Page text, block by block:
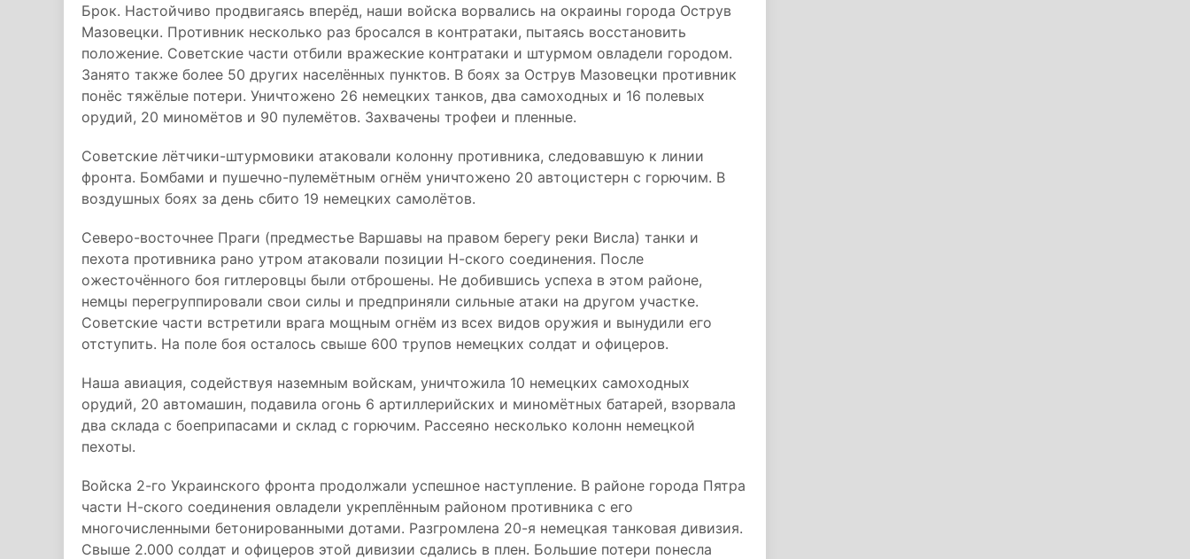
Брок. Настойчиво продвигаясь вперёд, наши войска ворвались на окраины города Острув
Мазовецки. Противник несколько раз бросался в контратаки, пытаясь восстановить
положение. Советские части отбили вражеские контратаки и штурмом овладели городом.
Занято также более 50 других населённых пунктов. В боях за Острув Мазовецки противник
понёс тяжёлые потери. Уничтожено 26 немецких танков, два самоходных и 16 полевых
орудий, 20 миномётов и 90 пулемётов. Захвачены трофеи и пленные.
Советские лётчики-штурмовики атаковали колонну противника, следовавшую к линии
фронта. Бомбами и пушечно-пулемётным огнём уничтожено 20 автоцистерн с горючим. В
воздушных боях за день сбито 19 немецких самолётов.
Северо-восточнее Праги (предместье Варшавы на правом берегу реки Висла) танки и
пехота противника рано утром атаковали позиции Н-ского соединения. После
ожесточённого боя гитлеровцы были отброшены. Не добившись успеха в этом районе,
немцы перегруппировали свои силы и предприняли сильные атаки на другом участке.
Советские части встретили врага мощным огнём из всех видов оружия и вынудили его
отступить. На поле боя осталось свыше 600 трупов немецких солдат и офицеров.
Наша авиация, содействуя наземным войскам, уничтожила 10 немецких самоходных
орудий, 20 автомашин, подавила огонь 6 артиллерийских и миномётных батарей, взорвала
два склада с боеприпасами и склад с горючим. Рассеяно несколько колонн немецкой
пехоты.
Войска 2-го Украинского фронта продолжали успешное наступление. В районе города Пятра
части Н-ского соединения овладели укреплённым районом противника с его
многочисленными бетонированными дотами. Разгромлена 20-я немецкая танковая дивизия.
Свыше 2.000 солдат и офицеров этой дивизии сдались в плен. Большие потери понесла